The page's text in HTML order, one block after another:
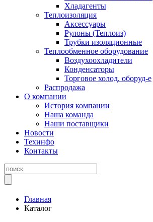
Хладагенты
Теплоизоляция
Аксессуары
Рулоны (Теплоиз)
Трубки изоляционные
Теплообменное оборудование
Воздухоохладители
Конденсаторы
Торговое холод. оборуд-е
Распродажа
О компании
История компании
Наша команда
Наши поставщики
Новости
Техинфо
Контакты
Главная
Каталог